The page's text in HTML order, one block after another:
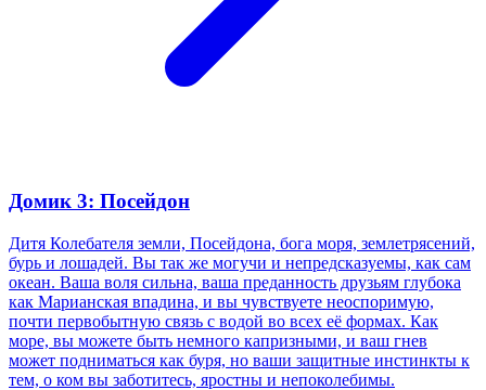
Домик 3: Посейдон
Дитя Колебателя земли, Посейдона, бога моря, землетрясений,
бурь и лошадей. Вы так же могучи и непредсказуемы, как сам
океан. Ваша воля сильна, ваша преданность друзьям глубока
как Марианская впадина, и вы чувствуете неоспоримую,
почти первобытную связь с водой во всех её формах. Как
море, вы можете быть немного капризными, и ваш гнев
может подниматься как буря, но ваши защитные инстинкты к
тем, о ком вы заботитесь, яростны и непоколебимы.